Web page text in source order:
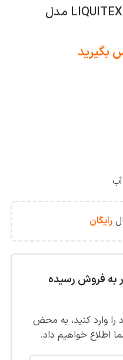
مدیوم غلیظ کننده اکریلیک LIQUITEX مدل
بگیرید
رایگان
فروش رسیده
وارد کنید، به محض
اطلاع خواهیم داد.